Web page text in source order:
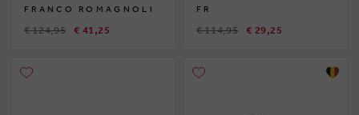
FRANCO ROMAGNOLI
€ 124,95 € 41,25
FR
€ 114,95 € 29,25